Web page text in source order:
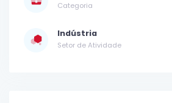
Categoria
Indústria
Setor de Atividade